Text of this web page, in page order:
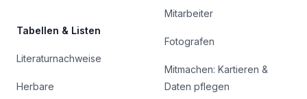
Tabellen & Listen
Literaturnachweise
Herbare
Mitarbeiter
Fotografen
Mitmachen: Kartieren &
Daten pflegen